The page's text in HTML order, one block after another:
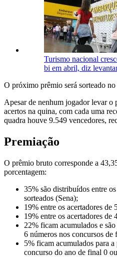
Turismo nacional
bi em abril, diz
O próximo prêmio será sorteado no
Apesar de nenhum jogador levar
acertos na quina, com cada uma
quadra houve 9.549 vencedores,
Premiação
O prêmio bruto corresponde a
porcentagem:
35% são distribuídos entre
sorteados (Sena);
19% entre os acertadores de
19% entre os acertadores de
22% ficam acumulados e
6 números nos concursos de
5% ficam acumulados para
concurso do ano de final 0